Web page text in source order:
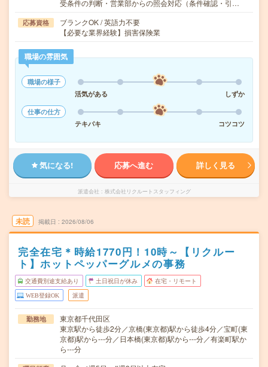
受条件の判断・営業部からの照会対応（条件確認・引…
応募資格
ブランクOK / 英語力不要
【必要な業界経験】損害保険業
職場の雰囲気
職場の様子
活気がある
しずか
仕事の仕方
テキパキ
コツコツ
気になる! 応募へ進む 詳しく見る
派遣会社 株式会社リクルートスタッフィング
未読 掲載日 2026/08/06
完全在宅＊時給1770円！10時～【リクルー
ト】ホットペッパーグルメの事務
交通費別途支給あり 土日祝日が休み 在宅・リモート
WEB登録OK 派遣
勤務地
東京都千代田区
東京駅から徒歩2分／京橋(東京都)駅から徒歩4分／宝町(東
京都)駅から---分／日本橋(東京都)駅から---分／有楽町駅か
ら---分